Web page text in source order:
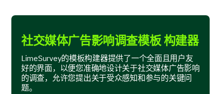
Interesting captions
Offers and discounts
Relevance
社交媒体广告影响调查模板 构建器
LimeSurvey的模板构建器提供了一个全面且用户友
好的界面，以便您准确地设计关于社交媒体广告影响
的调查，允许您提出关于受众感知和参与的关键问
题。